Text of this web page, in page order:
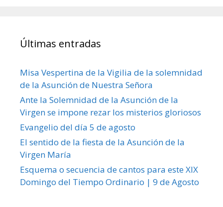
Últimas entradas
Misa Vespertina de la Vigilia de la solemnidad
de la Asunción de Nuestra Señora
Ante la Solemnidad de la Asunción de la
Virgen se impone rezar los misterios gloriosos
Evangelio del día 5 de agosto
El sentido de la fiesta de la Asunción de la
Virgen María
Esquema o secuencia de cantos para este XIX
Domingo del Tiempo Ordinario | 9 de Agosto